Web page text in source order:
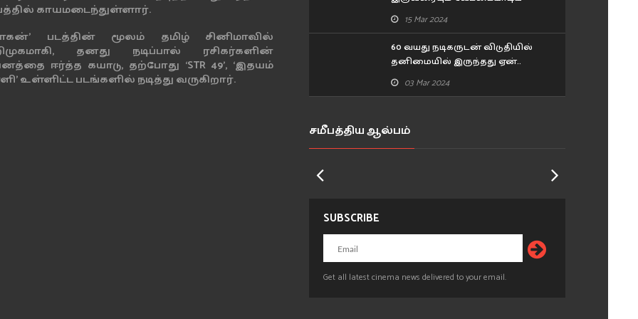
காயமடைந்துள்ளார்.
படத்தின் மூலம் தமிழ் சினிமாவில்
தனது நடிப்பால் ரசிகர்களின்
ஈர்த்த கயாடு, தற்போது ‘STR 49’, ‘இதயம்
உள்ளிட்ட படங்களில் நடித்து வருகிறார்.
அங்காடித்தெரு நடிகர்.. ரகசியம்
உடைத்த பிரபல நடிகர்!
15 Mar 2024
60 வயது நடிகருடன் விடுதியில்
தனிமையில் இருந்தது ஏன்..
உண்மையை கூறிய 43 வயது
நடிகை..
03 Mar 2024
சமீபத்திய ஆல்பம்
SUBSCRIBE
Get all latest cinema news delivered to your email.